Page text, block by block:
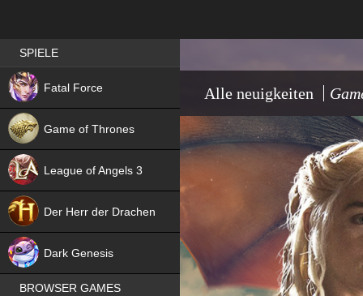
Alle neuigkeiten
Best RPG games in Germany
SPIELE
Fatal Force
NEW
Game of Thrones
League of Angels 3
Der Herr der Drachen
Dark Genesis
NEW
BROWSER GAMES